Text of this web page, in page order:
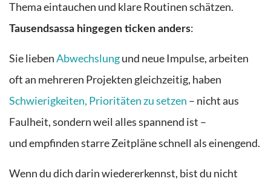
Thema eintauchen und klare Routinen schätzen.
Tausendsassa hingegen ticken anders:
Sie liebenAbwechslungund neue Impulse, arbeiten
oft an mehreren Projekten gleichzeitig, haben
Schwierigkeiten, Prioritäten zu setzen – nicht aus
Faulheit, sondern weil alles spannend ist –
und empfinden starre Zeitpläne schnell als einengend.
Wenn du dich darin wiedererkennst, bist du nicht